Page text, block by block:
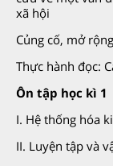
xã hội
Củng cố, mở
Thực hành đọc:
Ôn tập học kì 1
I. Hệ thống hóa
II. Luyện tập và